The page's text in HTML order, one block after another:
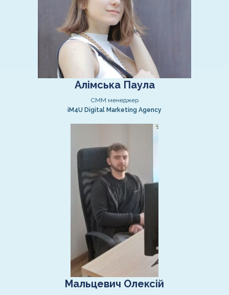
Алімська Паула
СММ менеджер
iM4U Digital Marketing Agency
Мальцевич Олексій